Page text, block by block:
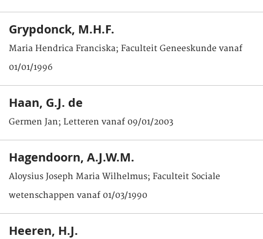
Grypdonck, M.H.F.
Maria Hendrica Franciska; Faculteit Geneeskunde vanaf
01/01/1996
Haan, G.J. de
Germen Jan; Letteren vanaf 09/01/2003
Hagendoorn, A.J.W.M.
Aloysius Joseph Maria Wilhelmus; Faculteit Sociale
wetenschappen vanaf 01/03/1990
Heeren, H.J.